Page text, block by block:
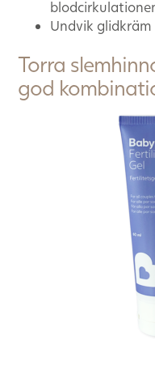
Undvik
Torra
god